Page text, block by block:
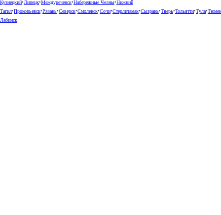
Кузнецкий•Липецк•Междуреченск•Набережные Челны•Нижний
Тагил•Прокопьевск•Рязань•Северск•Смоленск•Сочи•Стерлитамак•Сызрань•Тверь•Тольятти•Тула•
Лабинск